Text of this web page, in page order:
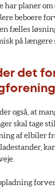
har planer
beboere
fælles
på længere
det
også, at
skal tage
af elbiler